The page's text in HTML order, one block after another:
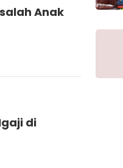
Anak
di